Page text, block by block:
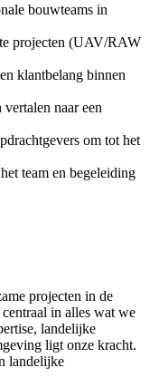
bouwteams in
projecten (UAV/RAW
klantbelang binnen
naar een
om tot het
team en begeleiding
projecten in de
in alles wat we
landelijke
ligt onze kracht.
landelijke